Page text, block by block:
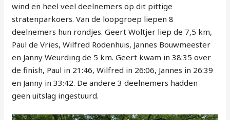
wind en heel veel deelnemers op dit pittige
stratenparkoers. Van de loopgroep liepen 8
deelnemers hun rondjes. Geert Woltjer liep de 7,5 km,
Paul de Vries, Wilfred Rodenhuis, Jannes Bouwmeester
en Janny Weurding de 5 km. Geert kwam in 38:35 over
de finish, Paul in 21:46, Wilfred in 26:06, Jannes in 26:39
en Janny in 33:42. De andere 3 deelnemers hadden
geen uitslag ingestuurd.